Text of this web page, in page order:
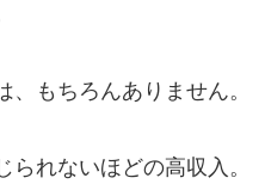
もちろんありません。
れないほどの高収入。